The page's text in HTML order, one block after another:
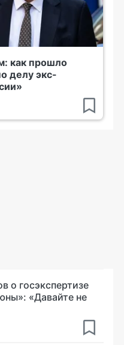
как прошло
делу экс-
о госэкспертизе
«Давайте не